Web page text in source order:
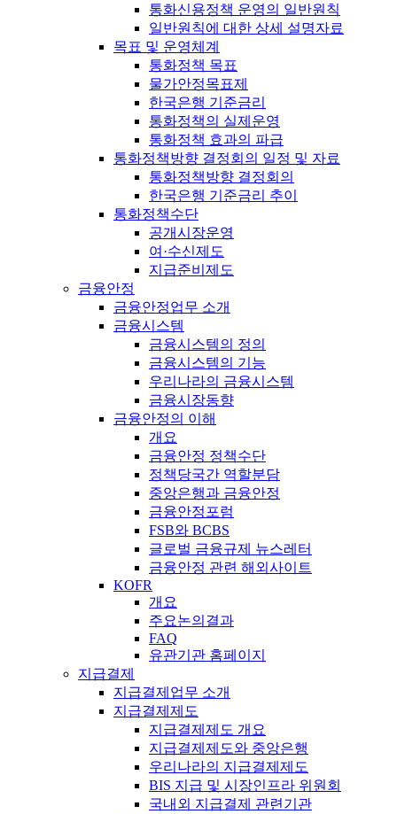
통화신용정책 운영의 일반원칙
일반원칙에 대한 상세 설명자료
목표 및 운영체계
통화정책 목표
물가안정목표제
한국은행 기준금리
통화정책의 실제운영
통화정책 효과의 파급
통화정책방향 결정회의 일정 및 자료
통화정책방향 결정회의
한국은행 기준금리 추이
통화정책수단
공개시장운영
여·수신제도
지급준비제도
금융안정
금융안정업무 소개
금융시스템
금융시스템의 정의
금융시스템의 기능
우리나라의 금융시스템
금융시장동향
금융안정의 이해
개요
금융안정 정책수단
정책당국간 역할분담
중앙은행과 금융안정
금융안정포럼
FSB와 BCBS
글로벌 금융규제 뉴스레터
금융안정 관련 해외사이트
KOFR
개요
주요논의결과
FAQ
유관기관 홈페이지
지급결제
지급결제업무 소개
지급결제제도
지급결제제도 개요
지급결제제도와 중앙은행
우리나라의 지급결제제도
BIS 지급 및 시장인프라 위원회
국내외 지급결제 관련기관